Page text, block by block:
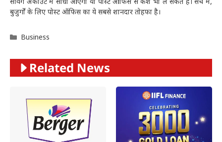
सेविंग अकाउंट में सीधा आएगा या पोस्ट ऑफिस से कैश भी ले सकते हैं। सच में,
बुजुर्गों के लिए पोस्ट ऑफिस का ये सबसे शानदार तोहफा है।
Categories
Business
Related News